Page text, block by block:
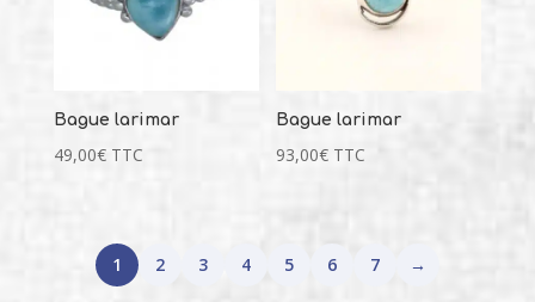
Bague larimar
49,00€ TTC
Bague larimar
93,00€ TTC
1 2 3 4 5 6 7 →